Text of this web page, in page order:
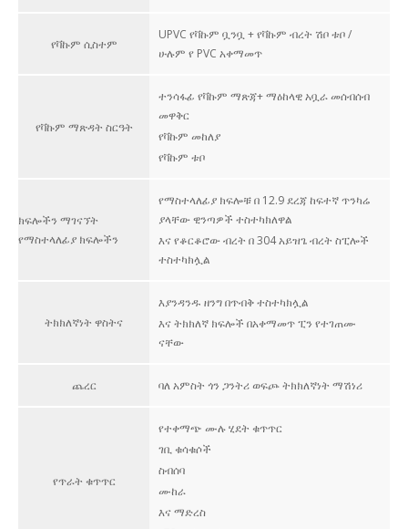
የቫኩም ሲስተም
UPVC የቫኩም ቧንቧ + የቫኩም ብረት ሽቦ ቱቦ /
ሁሉም የ PVC አቀማመጥ
የቫኩም ማጽዳት ስርዓት
ተንሳፋፊ የቫኩም ማጽጃ+ ማዕከላዊ አቧራ መሰብሰብ
መዋቅር
የቫኩም መከለያ
የቫኩም ቱቦ
ክፍሎችን ማገናኘት
የማስተላለፊያ ክፍሎችን
የማስተላለፊያ ክፍሎቹ በ 12.9 ደረጃ ከፍተኛ ጥንካሬ
ያላቸው ዊንጣዎች ተስተካክለዋል
እና የቆርቆሮው ብረት በ 304 አይዝጌ ብረት ስፒሎች
ተስተካክሏል
ትክክለኛነት ዋስትና
እያንዳንዱ ዘንግ በጥብቅ ተስተካክሏል
እና ትክክለኛ ክፍሎች በአቀማመጥ ፒን የተገጠሙ
ናቸው
ጨረር ባለ አምስት ጎን ጋንትሪ ወፍጮ ትክክለኛነት ማሽነሪ
የጥራት ቁጥጥር
የተቀማጭ ሙሉ ሂደት ቁጥጥር
ገቢ ቁሳቁሶች
ስብሰባ
ሙከራ
እና ማድረስ